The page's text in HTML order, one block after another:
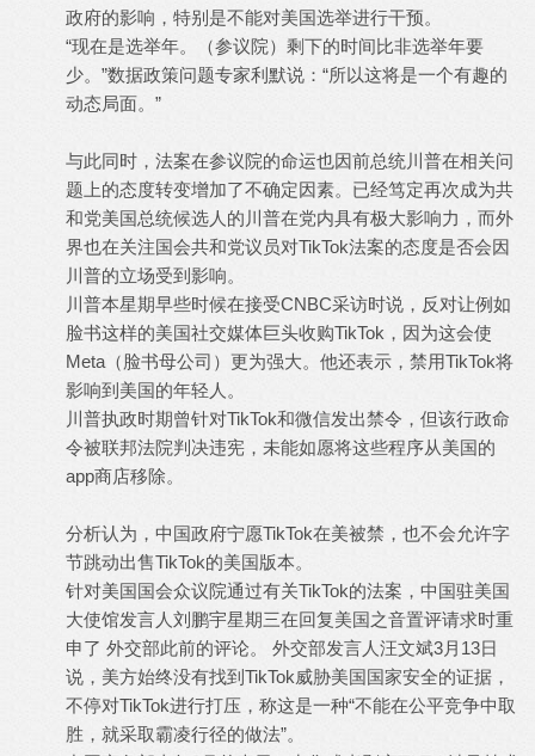
政府的影响，特别是不能对美国选举进行干预。
“现在是选举年。（参议院）剩下的时间比非选举年要
少。”数据政策问题专家利默说：“所以这将是一个有趣的
动态局面。”
与此同时，法案在参议院的命运也因前总统川普在相关问
题上的态度转变增加了不确定因素。已经笃定再次成为共
和党美国总统候选人的川普在党内具有极大影响力，而外
界也在关注国会共和党议员对TikTok法案的态度是否会因
川普的立场受到影响。
川普本星期早些时候在接受CNBC采访时说，反对让例如
脸书这样的美国社交媒体巨头收购TikTok，因为这会使
Meta（脸书母公司）更为强大。他还表示，禁用TikTok将
影响到美国的年轻人。
川普执政时期曾针对TikTok和微信发出禁令，但该行政命
令被联邦法院判决违宪，未能如愿将这些程序从美国的
app商店移除。
分析认为，中国政府宁愿TikTok在美被禁，也不会允许字
节跳动出售TikTok的美国版本。
针对美国国会众议院通过有关TikTok的法案，中国驻美国
大使馆发言人刘鹏宇星期三在回复美国之音置评请求时重
申了 外交部此前的评论。 外交部发言人汪文斌3月13日
说，美方始终没有找到TikTok威胁美国国家安全的证据，
不停对TikTok进行打压，称这是一种“不能在公平竞争中取
胜，就采取霸凌行径的做法”。